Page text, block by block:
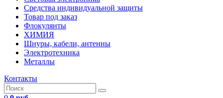
Средства индивидуальной защиты
Товар под заказ
Флокулянты
ХИМИЯ
Шнуры, кабели, антенны
Электротехника
Металлы
Контакты